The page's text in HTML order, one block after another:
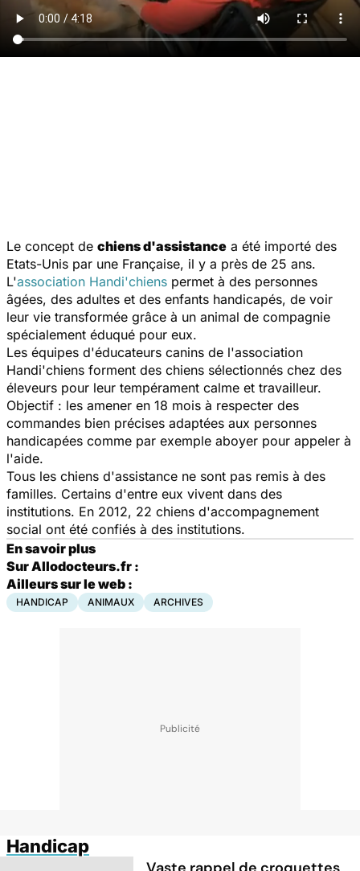
Le concept de chiens d'assistance a été importé des
Etats-Unis par une Française, il y a près de 25 ans.
L'association Handi'chiens permet à des personnes
âgées, des adultes et des enfants handicapés, de voir
leur vie transformée grâce à un animal de compagnie
spécialement éduqué pour eux.
Les équipes d'éducateurs canins de l'association
Handi'chiens forment des chiens sélectionnés chez des
éleveurs pour leur tempérament calme et travailleur.
Objectif : les amener en 18 mois à respecter des
commandes bien précises adaptées aux personnes
handicapées comme par exemple aboyer pour appeler à
l'aide.
Tous les chiens d'assistance ne sont pas remis à des
familles. Certains d'entre eux vivent dans des
institutions. En 2012, 22 chiens d'accompagnement
social ont été confiés à des institutions.
En savoir plus
Sur Allodocteurs.fr :
Ailleurs sur le web :
HANDICAP ANIMAUX ARCHIVES
Handicap